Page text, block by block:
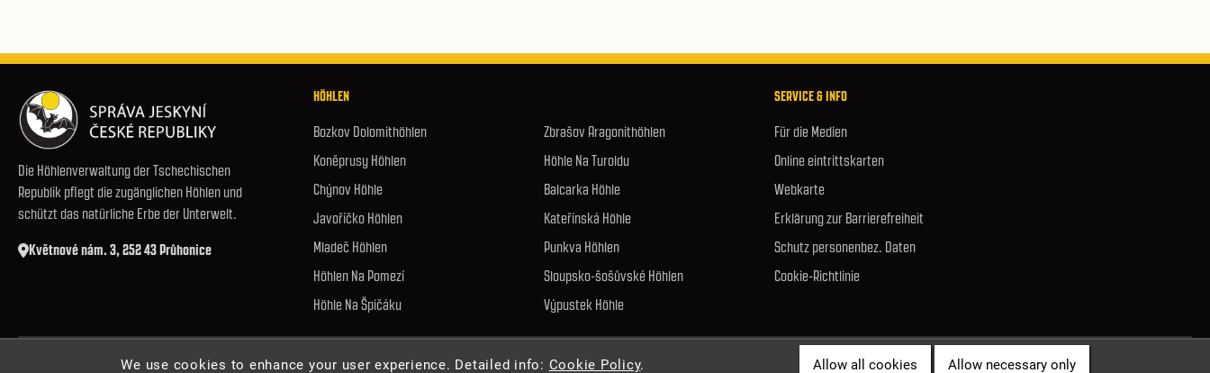
Die Höhlenverwaltung der Tschechischen
Republik pflegt die zugänglichen Höhlen und
schützt das natürliche Erbe der Unterwelt.
Květnové nám. 3, 252 43 Průhonice
HÖHLEN
Bozkov Dolomithöhlen
Koněprusy Höhlen
Chýnov Höhle
Javoříčko Höhlen
Mladeč Höhlen
Höhlen Na Pomezí
Höhle Na Špičáku
Zbrašov Aragonithöhlen
Höhle Na Turoldu
Balcarka Höhle
Kateřinská Höhle
Punkva Höhlen
Sloupsko-šošůvské Höhlen
Výpustek Höhle
SERVICE & INFO
Für die Medien
Online eintrittskarten
Webkarte
Erklärung zur Barrierefreiheit
Schutz personenbez. Daten
Cookie-Richtlinie
© 2026 Höhlenverwaltung der Tschechischen Republik. Alle Rechte vorbehalten.
We use cookies to enhance your user experience. Detailed info: Cookie Policy. Allow all cookies Allow necessary only